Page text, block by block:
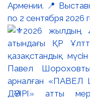
Армении. 📍
по 2 сентября 2026